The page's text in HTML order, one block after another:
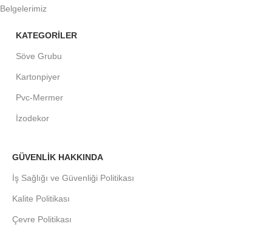
Belgelerimiz
KATEGORİLER
Söve Grubu
Kartonpiyer
Pvc-Mermer
İzodekor
GÜVENLİK HAKKINDA
İş Sağlığı ve Güvenliği Politikası
Kalite Politikası
Çevre Politikası